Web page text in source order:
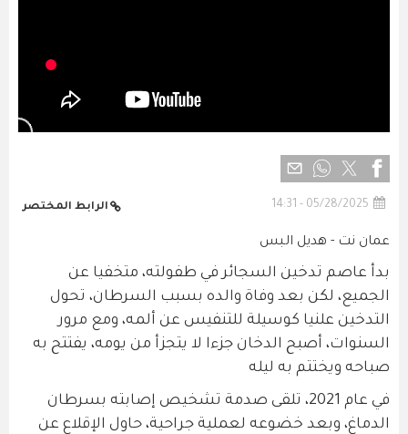
05/28/2025 - 14:31 الرابط المختصر
عمان نت - هديل البس
بدأ عاصم تدخين السجائر في طفولته، متخفيا عن
الجميع، لكن بعد وفاة والده بسبب السرطان، تحول
التدخين علنيا كوسيلة للتنفيس عن ألمه، ومع مرور
السنوات، أصبح الدخان جزءا لا يتجزأ من يومه، يفتتح به
صباحه ويختتم به ليله
في عام 2021، تلقى صدمة تشخيص إصابته بسرطان
الدماغ، وبعد خضوعه لعملية جراحية، حاول الإقلاع عن